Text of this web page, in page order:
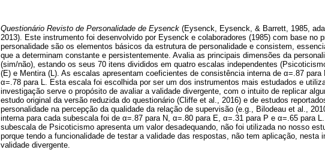
Questionário Revisto de Personalidade de Eysenck (Eysenck, Eysenck, & Barrett, 1985,
2013). Este instrumento foi desenvolvido por Eysenck e colaboradores (1985) com base no
personalidade são os elementos básicos da estrutura de personalidade e consistem,
que a determinam constante e persistentemente. Avalia as principais dimensões da
(sim/não), estando os seus 70 itens divididos em quatro escalas independentes
(E) e Mentira (L). As escalas apresentam coeficientes de consistência interna de α=.87
α=.78 para L. Esta escala foi escolhida por ser um dos instrumentos mais estudados e
investigação serve o propósito de avaliar a validade divergente, com o intuito de replicar
estudo original da versão reduzida do questionário (Cliffe et al., 2016) e de estudos
personalidade na percepção da qualidade da relação de supervisão (e.g., Bilodeau et al.,
interna para cada subescala foi de α=.87 para N, α=.80 para E, α=.31 para P e α=.65 para
subescala de Psicoticismo apresenta um valor desadequando, não foi utilizada no nosso
porque tendo a funcionalidade de testar a validade das respostas, não tem aplicação, nesta
validade divergente.